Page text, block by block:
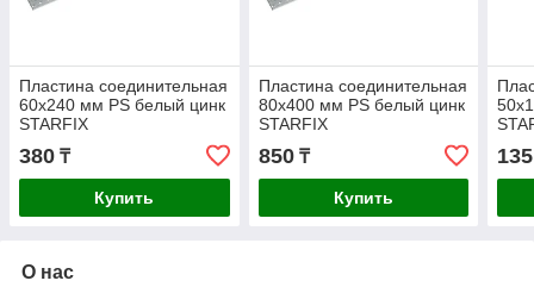
Пластина соединительная
60х240 мм PS белый цинк
STARFIX
380 ₸
Купить
Пластина соединительная
80х400 мм PS белый цинк
STARFIX
850₸
Купить
135
О нас